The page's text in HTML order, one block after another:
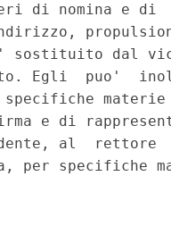
di nomina e di
sostituito dal
Egli  puo'
e di
al  rettore
per